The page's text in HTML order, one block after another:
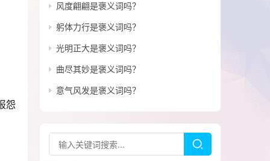
怨
风度翩翩是褒义词吗？
躬体力行是褒义词吗？
光明正大是褒义词吗？
曲尽其妙是褒义词吗？
意气风发是褒义词吗？